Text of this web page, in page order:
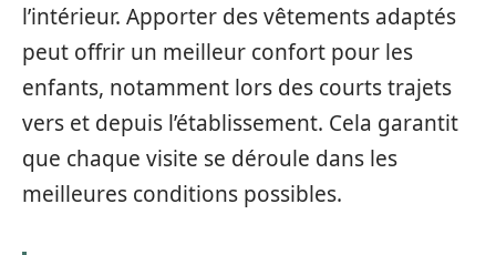
l’intérieur. Apporter des vêtements adaptés
peut offrir un meilleur confort pour les
enfants, notamment lors des courts trajets
vers et depuis l’établissement. Cela garantit
que chaque visite se déroule dans les
meilleures conditions possibles.